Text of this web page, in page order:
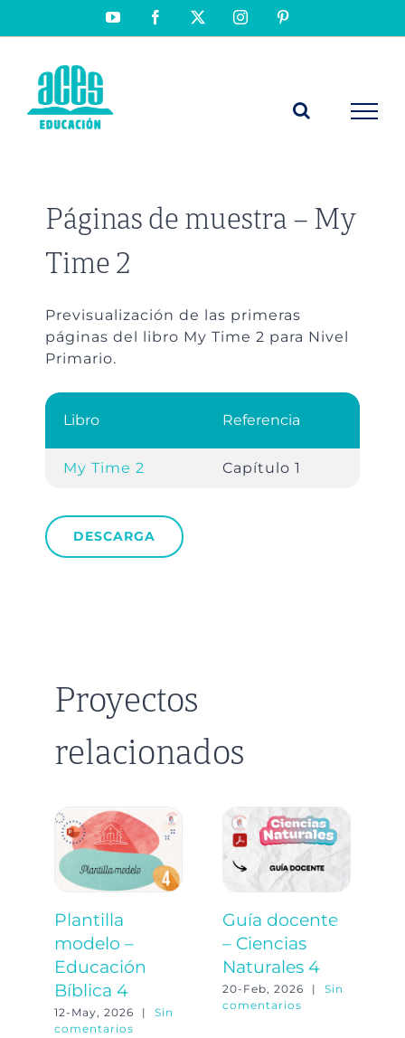
YouTubeFacebook Instagram
Páginas de muestra – My
Time 2
Previsualización de las primeras
páginas del libro My Time 2 para Nivel
Primario.
Libro Referencia
My Time 2 Capítulo 1
DESCARGA
Proyectos
relacionados
Plantilla
modelo –
Educación
Bíblica 4
12-May, 2026 |
Sin
comentarios
Guía docente
– Ciencias
Naturales 4
20-Feb, 2026 |
Sin
comentarios